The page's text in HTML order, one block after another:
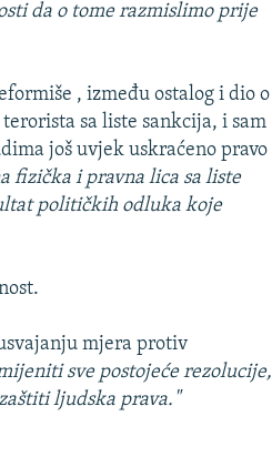
da o tome razmislimo prije
, između ostalog i dio o
sa liste sankcija, i sam
još uvjek uskraćeno pravo
fizička i pravna lica sa liste
političkih odluka koje
mjera protiv
sve postojeće rezolucije,
ljudska prava."